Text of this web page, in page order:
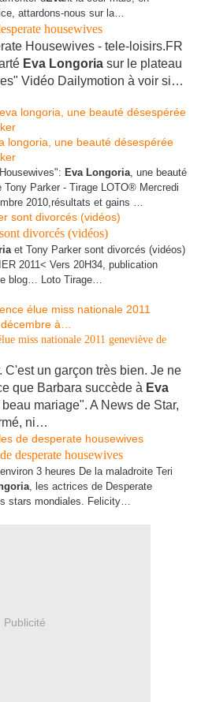
attardons-nous sur la…
housewives
Housewives - tele-loisirs.FR
Eva Longoria sur le plateau
Vidéo Dailymotion à voir si…
longoria, une beauté désespérée
Eva Longoria , une beauté
Tony Parker - Tirage LOTO® Mercredi
2010,résultats et gains …
divorcés (vidéos)
et Tony Parker sont divorcés (vidéos)
2011< Vers 20H34, publication
blog… Loto Tirage…
miss nationale 2011 geneviève de
C'est un garçon très bien. Je ne
que Barbara succède à Eva
mariage". A News de Star,
ni…
desperate housewives
3 heures De la maladroite Teri
, les actrices de Desperate
stars mondiales. Felicity…
Publicité